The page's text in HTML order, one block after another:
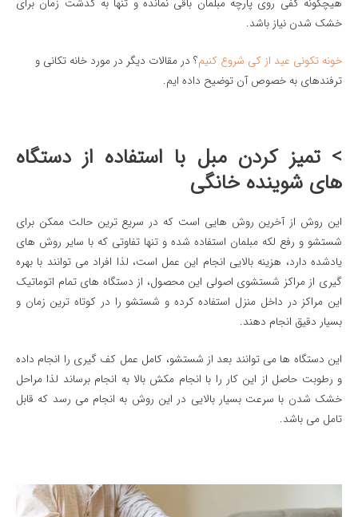
خشک‌‌ شدن نیاز باشد.
خونه تکونی عید از کی شروع کنیم؟ در مقالات دیگر در مورد خانه تکانی و
ترفندهای به خصوص آن توضیح داده ایم.
> تمیز کردن مبل با استفاده از دستگاه
های شوینده خانگی
این روش از آخرین روش هایی است که در سریع ترین حالت ممکن برای
شستشو و رفع لکه مبلمان استفاده شده و تنها تفاوتی که با سایر روش های
یادشده دارد، هزینه بالایی انجام این عمل است، لذا افراد می توانند با بهره
گیری از مراکز شستشوی اصولی این محصول، از دستگاه های تمام اتوماتیک
این مراکز در داخل منزل استفاده کرده و شستشو را در کوتاه ترین زمان و
بسیار دقیق انجام دهند.
این دستگاه ها می توانند بعد از شستشو، کامل عمل کف گیری را انجام داده
و رطوبت حاصل از این کار را با انجام مکش بالا به انجام برساند لذا مراحل
خشک شدن با سرعت بسیار بالایی در این روش به انجام می رسد که قابل
تامل می باشد.